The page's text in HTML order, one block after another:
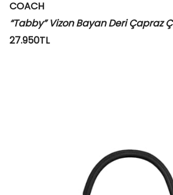
COACH
“Tabby” Vizon Bayan Deri Çapraz
​27.950TL